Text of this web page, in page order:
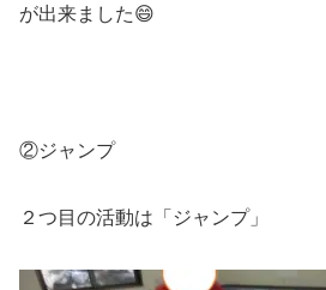
が出来ました😄
②ジャンプ
２つ目の活動は「ジャンプ」